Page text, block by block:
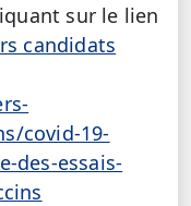
sur le lien
candidats
covid-19-
des-essais-